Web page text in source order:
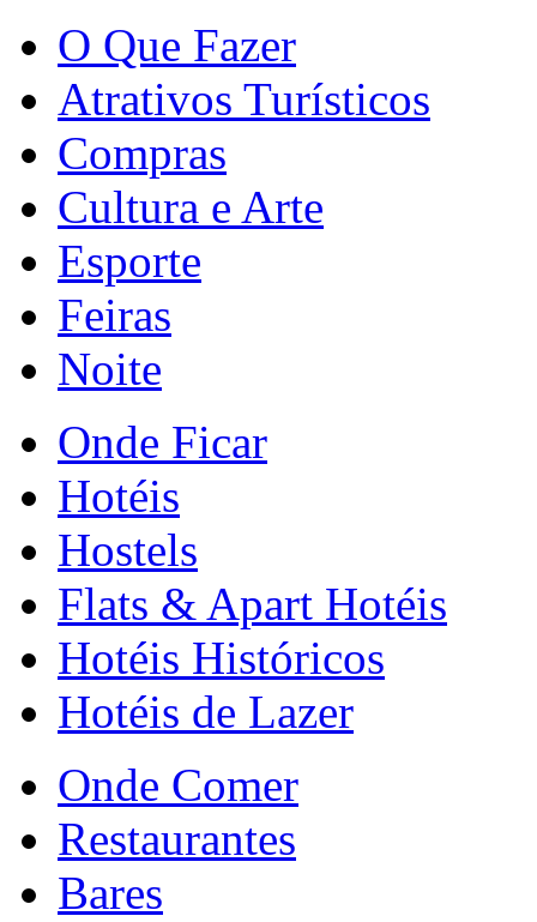
O Que Fazer
Atrativos Turísticos
Compras
Cultura e Arte
Esporte
Feiras
Noite
Onde Ficar
Hotéis
Hostels
Flats & Apart Hotéis
Hotéis Históricos
Hotéis de Lazer
Onde Comer
Restaurantes
Bares